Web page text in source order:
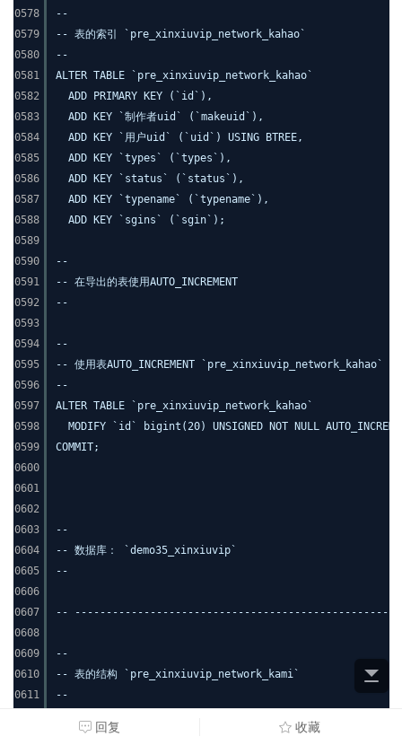
0578
0579
0580
0581
0582
0583
0584
0585
0586
0587
0588
0589
0590
0591
0592
0593
0594
0595
0596
0597
0598
0599
0600
0601
0602
0603
0604
0605
0606
0607
0608
0609
0610
0611
--
-- 表的索引 `pre_xinxiuvip_network_kahao`
--
ALTER TABLE `pre_xinxiuvip_network_kahao`
ADD PRIMARY KEY (`id`),
ADD KEY `制作者uid` (`makeuid`),
ADD KEY `用户uid` (`uid`) USING BTREE,
ADD KEY `types` (`types`),
ADD KEY `status` (`status`),
ADD KEY `typename` (`typename`),
ADD KEY `sgins` (`sgin`);
--
-- 在导出的表使用AUTO_INCREMENT
--
--
-- 使用表AUTO_INCREMENT `pre_xinxiuvip_network_kahao`
--
ALTER TABLE `pre_xinxiuvip_network_kahao`
MODIFY `id` bigint(20) UNSIGNED NOT NULL
COMMIT;
--
-- 数据库： `demo35_xinxiuvip`
--
--
--
-- 表的结构 `pre_xinxiuvip_network_kami`
--
CREATE TABLE `pre_xinxiuvip_network_kami` (
回复 收藏